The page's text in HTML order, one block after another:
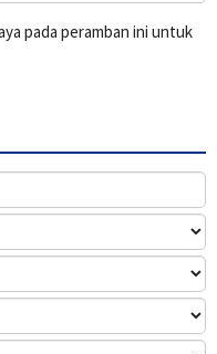
pada peramban ini untuk